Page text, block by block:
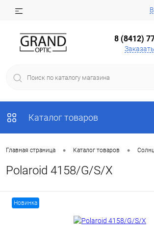
8 (8412)
Каталог товаров
Главная страница • Каталог товаров •
Polaroid 4158/G/S/X
Новинка